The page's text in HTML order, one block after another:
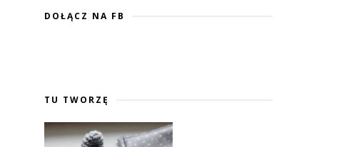
DOŁĄCZ NA FB
TU TWORZĘ